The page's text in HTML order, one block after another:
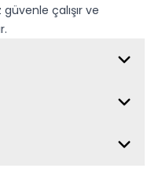
çalışır ve